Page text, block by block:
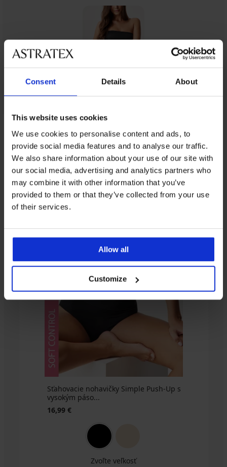
Consent Details About
This website uses cookies
We use cookies to personalise content and ads, to
provide social media features and to analyse our traffic.
We also share information about your use of our site with
our social media, advertising and analytics partners who
may combine it with other information that you’ve
provided to them or that they’ve collected from your use
of their services.
Allow all
Customize
-25 % ALL25
kód
ALL25
Z rovnakej kolekcie
Sťahovacie nohavičky Simple Push-Up s
vysokým páso...
16,99 €
Zvoľte veľkosť